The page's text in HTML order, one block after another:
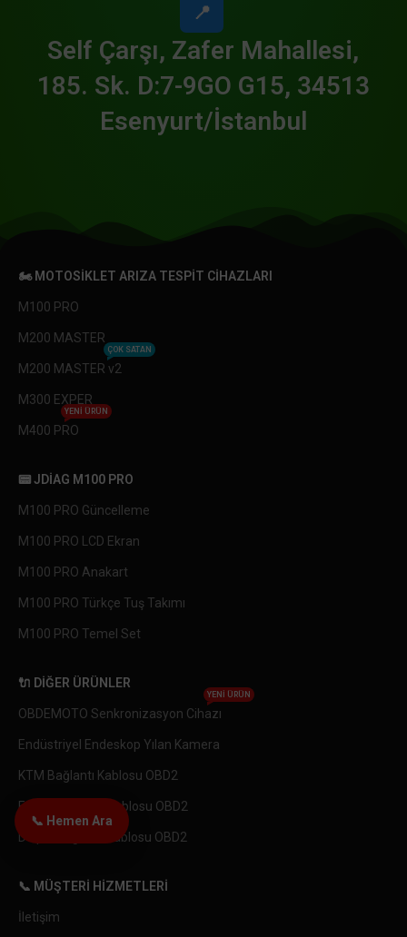
📍
Self Çarşı, Zafer Mahallesi,
185. Sk. D:7-9GO G15, 34513
Esenyurt/İstanbul
🏍️ MOTOSIKLET ARIZA TESPIT CIHAZLARI
M100 PRO
M200 MASTER
M200 MASTER v2
ÇOK SATAN
M300 EXPER
M400 PRO
YENI ÜRÜN
📟 JDIAG M100 PRO
M100 PRO Güncelleme
M100 PRO LCD Ekran
M100 PRO Anakart
M100 PRO Türkçe Tuş Takımı
M100 PRO Temel Set
🔌 DIĞER ÜRÜNLER
OBDEMOTO Senkronizasyon Cihazı
YENI ÜRÜN
Endüstriyel Endeskop Yılan Kamera
KTM Bağlantı Kablosu OBD2
Euro 5 Bağlantı Kablosu OBD2
Delphi Bağlantı Kablosu OBD2
📞 MÜŞTERI HIZMETLERI
İletişim
📞 Hemen Ara